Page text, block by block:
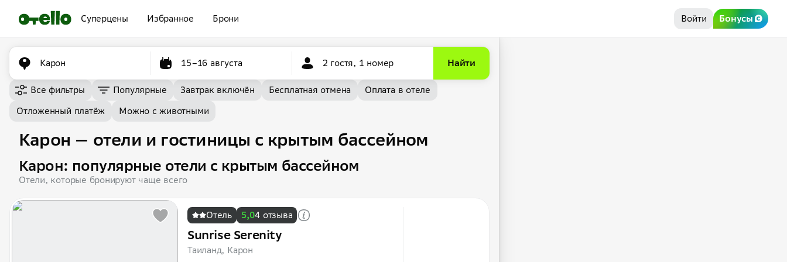
Суперцены Избранное Брони Войти Бонусы
Карон 15–16 августа 2 гостя, 1 номер Найти
Все фильтры Популярные Завтрак включён Бесплатная отмена
Оплата в отеле
Отложенный платёж
Можно с животными
Карон — отели и гостиницы с крытым бассейном
Карон: популярные отели с крытым бассейном
Отели, которые бронируют чаще всего
Отель 5,04 отзыва
Sunrise Serenity
Таиланд, Карон